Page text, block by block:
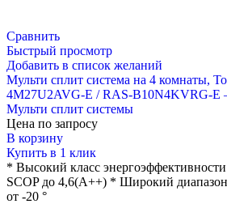
Сравнить
Быстрый просмотр
Добавить в список желаний
Мульти сплит система на 4 комнаты,
4M27U2AVG-E / RAS-B10N4KVRG-E
Мульти сплит системы
Цена по запросу
В корзину
Купить в 1 клик
* Высокий класс
SCOP до 4,6(А++) * Широкий
от -20 °